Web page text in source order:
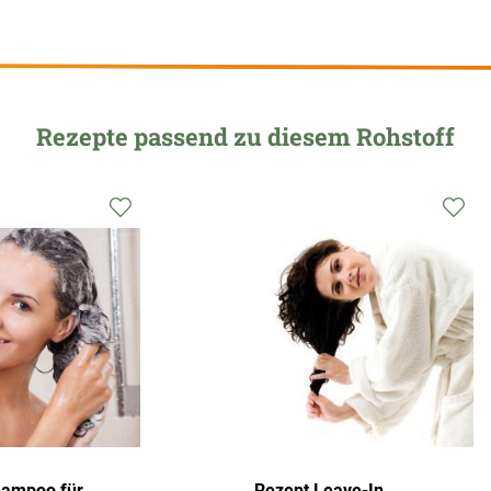
Rezepte passend zu diesem Rohstoff